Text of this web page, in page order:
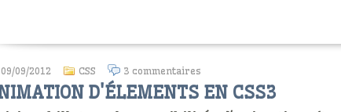
09/09/2012 CSS 3 commentaires
D'ÉLEMENTS EN CSS3